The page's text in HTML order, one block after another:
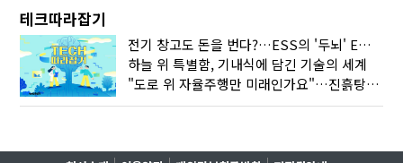
테크따라잡기
전기 창고도 돈을 번다?…ESS의 '두뇌' EMO가 뭐길래
하늘 위 특별함, 기내식에 담긴 기술의 세계
"도로 위 자율주행만 미래인가요"…진흙탕서 길 내는 HD현대 AI 기술